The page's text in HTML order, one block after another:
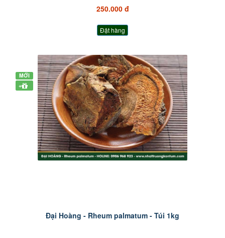
250.000 đ
Đặt hàng
MỚI
+
Đại Hoàng - Rheum palmatum - Túi 1kg